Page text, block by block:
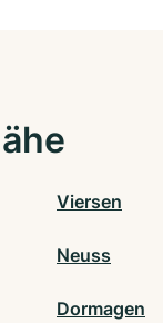
Viersen
Neuss
Dormagen